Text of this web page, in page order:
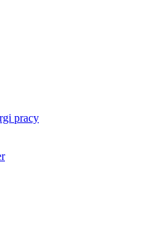
pracy